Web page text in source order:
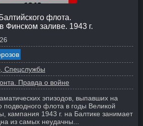
флота.
Финском заливе. 1943 г.
Спецслужбы
Правда о войне
эпизодов, выпавших на
подводного флота в годы Великой
кампания 1943 г. на Балтике занимает
из самых неудачны...